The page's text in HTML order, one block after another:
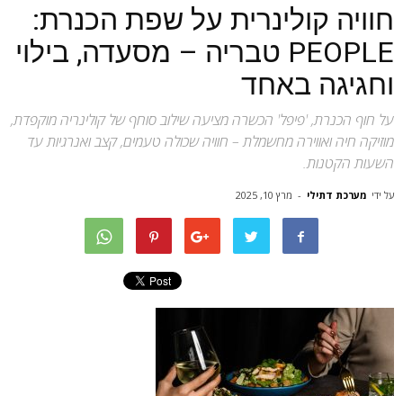
חוויה קולינרית על שפת הכנרת:
PEOPLE טבריה – מסעדה, בילוי
וחגיגה באחד
על חוף הכנרת, 'פיפל' הכשרה מציעה שילוב סוחף של קולינריה מוקפדת,
מוזיקה חיה ואווירה מחשמלת – חוויה שכולה טעמים, קצב ואנרגיות עד
השעות הקטנות.
על ידי מערכת דתילי - מרץ 10, 2025